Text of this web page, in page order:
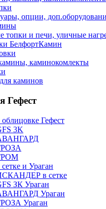
опции,
топки и печи, уличные
БелфортКамин
каминокомлекты
каминов
Гефест
Гефест
3K
и Ураган
в сетке
ЗК Ураган
Ураган
Ураган